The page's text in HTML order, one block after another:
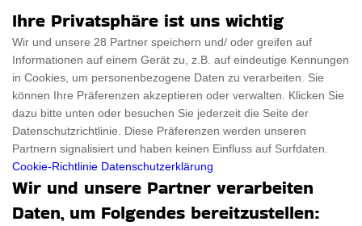
PRÜFEN SIE ES AUS €18.50
Ihre Privatsphäre ist uns wichtig
Wir und unsere 28 Partner speichern und/ oder greifen auf
Informationen auf einem Gerät zu, z.B. auf eindeutige Kennungen
in Cookies, um personenbezogene Daten zu verarbeiten. Sie
können Ihre Präferenzen akzeptieren oder verwalten. Klicken Sie
dazu bitte unten oder besuchen Sie jederzeit die Seite der
Datenschutzrichtlinie. Diese Präferenzen werden unseren
Partnern signalisiert und haben keinen Einfluss auf Surfdaten.
Cookie-Richtlinie Datenschutzerklärung
Wir und unsere Partner verarbeiten
Daten, um Folgendes bereitzustellen: